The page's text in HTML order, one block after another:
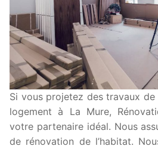
Si vous projetez des travaux
logement à La Mure,
votre partenaire idéal. Nous
de rénovation de l’habitat.